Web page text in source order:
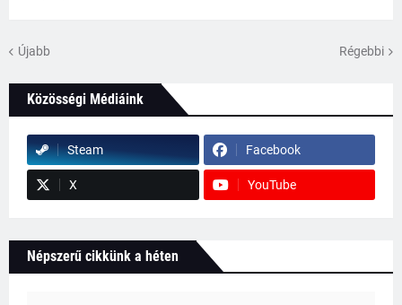
Újabb Régebbi
Közösségi Médiáink
Steam Facebook
X YouTube
Népszerű cikkünk a héten